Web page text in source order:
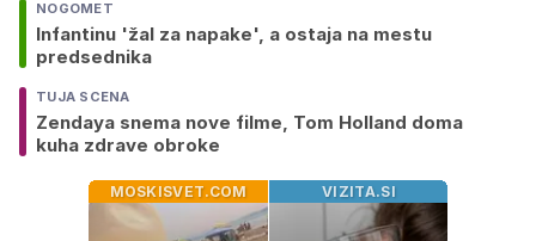
NOGOMET
Infantinu 'žal za napake', a ostaja na mestu
predsednika
TUJA SCENA
Zendaya snema nove filme, Tom Holland doma
kuha zdrave obroke
MOSKISVET.COM VIZITA.SI